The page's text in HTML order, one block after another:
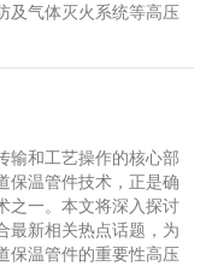
及气体灭火系统等高压
输和工艺操作的核心部
保温管件技术，正是确
之一。本文将深入探讨
最新相关热点话题，为
保温管件的重要性高压